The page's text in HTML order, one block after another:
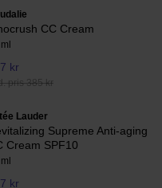
CC Cream
kr
pris 385 kr
Lauder
Supreme Anti-aging
Cream SPF10
kr